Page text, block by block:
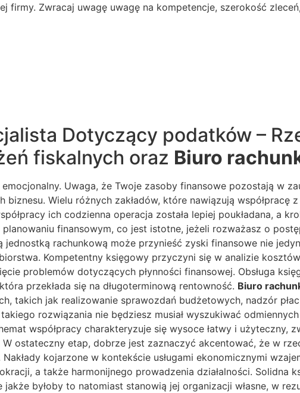
firmy. Zwracaj uwagę uwagę na kompetencje, szerokość
Dotyczący podatków –
fiskalnych oraz Biuro
Uwaga, że Twoje zasoby finansowe pozostają w
Wielu różnych zakładów, które nawiązują współpracę
ich codzienna operacja została lepiej poukładana, a
finansowym, co jest istotne, jeżeli rozważasz o
rachunkową może przynieść zyski finansowe nie
Kompetentny księgowy przyczyni się w analizie
problemów dotyczących płynności finansowej. Obsługa
przekłada się na długoterminową rentowność. Biuro
takich jak realizowanie sprawozdań budżetowych, nadzór
rozwiązania nie będziesz musiał wyszukiwać
współpracy charakteryzuje się wysoce łatwy i użyteczny,
ostateczny etap, dobrze jest zaznaczyć akcentować, że w
kojarzone w kontekście usługami ekonomicznymi
a także harmonijnego prowadzenia działalności. Solidna
byłoby to natomiast stanowią jej organizacji własne, w